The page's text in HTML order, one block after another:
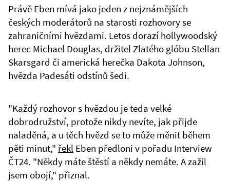
Právě Eben mívá jako jeden z nejznámějších
českých moderátorů na starosti rozhovory se
zahraničními hvězdami. Letos dorazí hollywoodský
herec Michael Douglas, držitel Zlatého glóbu Stellan
Skarsgard či americká herečka Dakota Johnson,
hvězda Padesáti odstínů šedi.
"Každý rozhovor s hvězdou je teda velké
dobrodružství, protože nikdy nevíte, jak přijde
naladěná, a u těch hvězd se to může měnit během
pěti minut," řekl Eben předloni v pořadu Interview
ČT24. "Někdy máte štěstí a někdy nemáte. A zažil
jsem obojí," přiznal.